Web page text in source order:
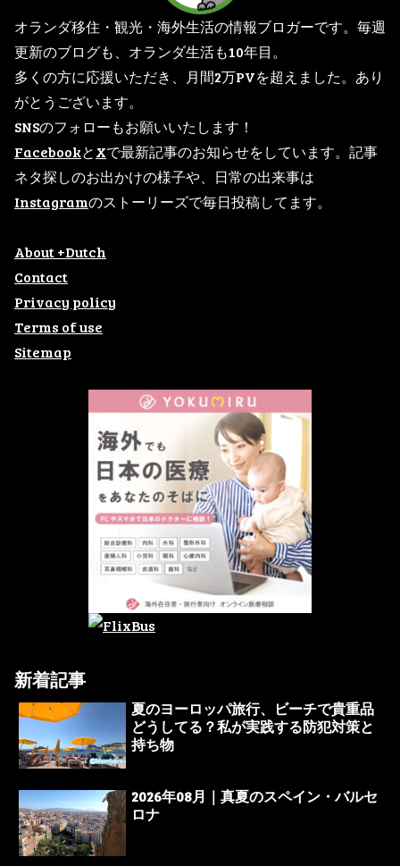
オランダ移住・観光・海外生活の情報ブロガーです。毎週
更新のブログも、オランダ生活も10年目。
多くの方に応援いただき、月間2万PVを超えました。あり
がとうございます。
SNSのフォローもお願いいたします！
FacebookとXで最新記事のお知らせをしています。記事
ネタ探しのお出かけの様子や、日常の出来事は
Instagramのストーリーズで毎日投稿してます。
About +Dutch
Contact
Privacy policy
Terms of use
Sitemap
新着記事
夏のヨーロッパ旅行、ビーチで貴重品
どうしてる？私が実践する防犯対策と
持ち物
2026年08月｜真夏のスペイン・バルセ
ロナ